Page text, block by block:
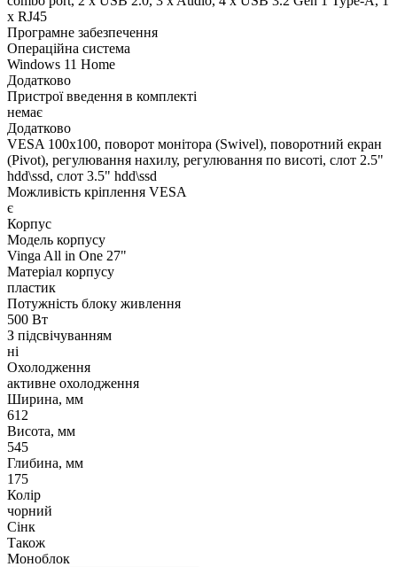
x RJ45
Програмне забезпечення
Операційна система
Windows 11 Home
Додатково
Пристрої введення в комплекті
немає
Додатково
VESA 100x100, поворот монітора (Swivel), поворотний екран
(Pivot), регулювання нахилу, регулювання по висоті, слот 2.5"
hdd\ssd, слот 3.5" hdd\ssd
Можливість кріплення VESA
є
Корпус
Модель корпусу
Vinga All in One 27"
Матеріал корпусу
пластик
Потужність блоку живлення
500 Вт
З підсвічуванням
ні
Охолодження
активне охолодження
Ширина, мм
612
Висота, мм
545
Глибина, мм
175
Колір
чорний
Сінк
Також
Моноблок